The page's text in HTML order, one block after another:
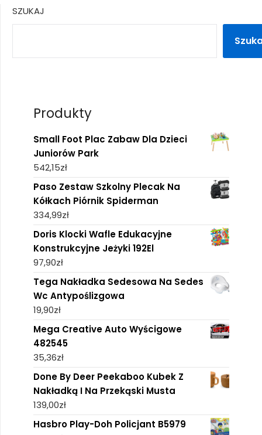
SZUKAJ
Produkty
Small Foot Plac Zabaw Dla Dzieci
Juniorów Park
542,15zł
Paso Zestaw Szkolny Plecak Na
Kółkach Piórnik Spiderman
334,99zł
Doris Klocki Wafle Edukacyjne
Konstrukcyjne Jeżyki 192El
97,90zł
Tega Nakładka Sedesowa Na Sedes
Wc Antypoślizgowa
19,90zł
Mega Creative Auto Wyścigowe
482545
35,36zł
Done By Deer Peekaboo Kubek Z
Nakładką I Na Przekąski Musta
139,00zł
Hasbro Play-Doh Policjant B5979